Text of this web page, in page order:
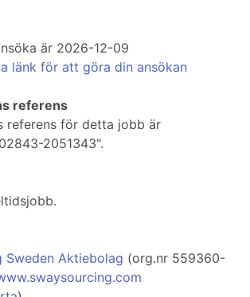
är 2026-12-09
länk för att göra din ansökan
referens
referens för detta jobb är
2051343".
Sweden Aktiebolag (org.nr 559360-